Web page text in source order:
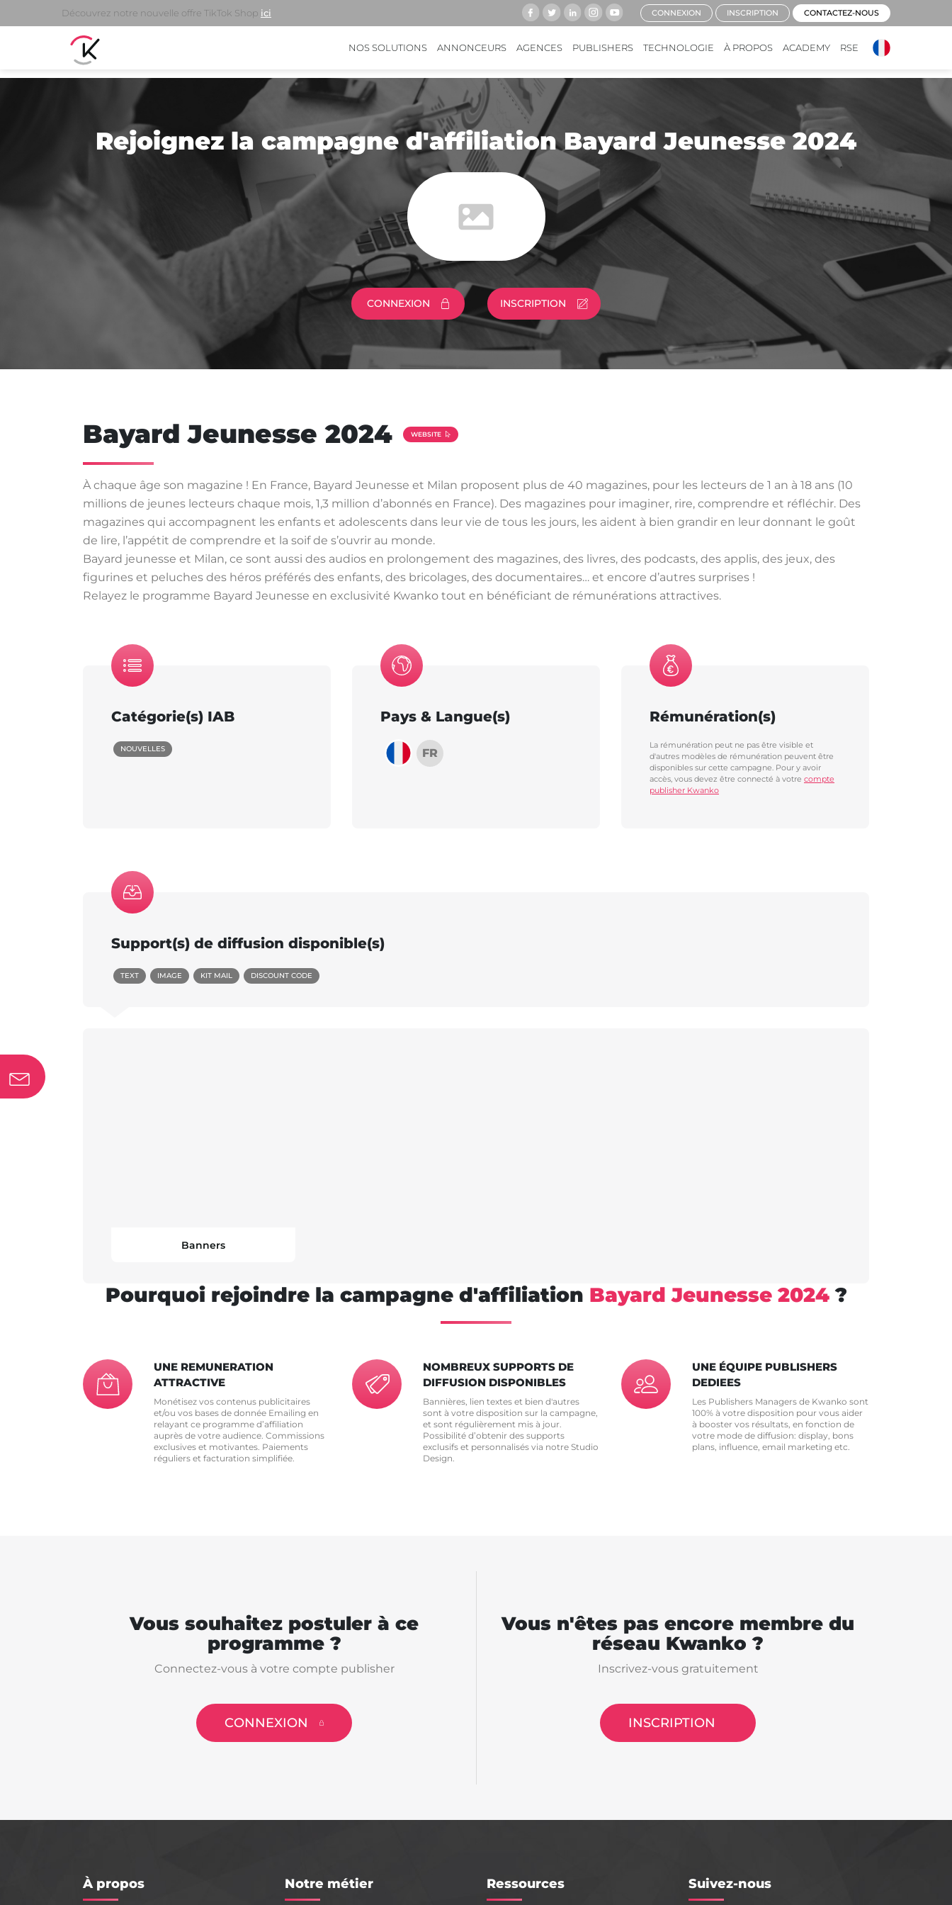
NOS SOLUTIONS ANNONCEURS AGENCES PUBLISHERS TECHNOLOGIE À PROPOS ACADEMY RSE
Découvrez notre nouvelle offre TikTok Shop ici CONNEXION INSCRIPTION CONTACTEZ-NOUS
Rejoignez la campagne d'affiliation Bayard Jeunesse 2024
CONNEXION INSCRIPTION
Bayard Jeunesse 2024 WEBSITE
À chaque âge son magazine ! En France, Bayard Jeunesse et Milan proposent plus de 40 magazines, pour les lecteurs de 1 an à 18 ans (10
millions de jeunes lecteurs chaque mois, 1,3 million d’abonnés en France). Des magazines pour imaginer, rire, comprendre et réfléchir. Des
magazines qui accompagnent les enfants et adolescents dans leur vie de tous les jours, les aident à bien grandir en leur donnant le goût
de lire, l’appétit de comprendre et la soif de s’ouvrir au monde.
Bayard jeunesse et Milan, ce sont aussi des audios en prolongement des magazines, des livres, des podcasts, des applis, des jeux, des
figurines et peluches des héros préférés des enfants, des bricolages, des documentaires… et encore d’autres surprises !
Relayez le programme Bayard Jeunesse en exclusivité Kwanko tout en bénéficiant de rémunérations attractives.
Catégorie(s) IAB
NOUVELLES
Pays & Langue(s)
FR
Rémunération(s)
La rémunération peut ne pas être visible et
d'autres modèles de rémunération peuvent être
disponibles sur cette campagne. Pour y avoir
accès, vous devez être connecté à votre compte
publisher Kwanko
Support(s) de diffusion disponible(s)
TEXT IMAGE KIT MAIL DISCOUNT CODE
Banners
Pourquoi rejoindre la campagne d'affiliation Bayard Jeunesse 2024?
UNE REMUNERATION
ATTRACTIVE
Monétisez vos contenus publicitaires
et/ou vos bases de donnée Emailing en
relayant ce programme d’affiliation
auprès de votre audience. Commissions
exclusives et motivantes. Paiements
réguliers et facturation simplifiée.
NOMBREUX SUPPORTS DE
DIFFUSION DISPONIBLES
Bannières, lien textes et bien d'autres
sont à votre disposition sur la campagne,
et sont régulièrement mis à jour.
Possibilité d’obtenir des supports
exclusifs et personnalisés via notre Studio
Design.
UNE ÉQUIPE PUBLISHERS
DEDIEES
Les Publishers Managers de Kwanko sont
100% à votre disposition pour vous aider
à booster vos résultats, en fonction de
votre mode de diffusion: display, bons
plans, influence, email marketing etc.
Vous souhaitez postuler à ce
programme ?
Connectez-vous à votre compte publisher
CONNEXION
Vous n'êtes pas encore membre du
réseau Kwanko ?
Inscrivez-vous gratuitement
INSCRIPTION
À propos Notre métier Ressources Suivez-nous